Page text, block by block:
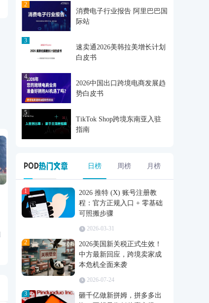
2
消费电子行业报告 阿里巴巴国
际站
3
速卖通2026美韩拉美增长计划
白皮书
4
2026中国出口跨境电商发展趋
势白皮书
5
TikTok Shop跨境东南亚入驻
指南
日榜 周榜 月榜
1
2026 推特 (X) 账号注册教
程：官方正规入口 + 零基础
可照搬步骤
2026-03-31
2
2026美国新关税正式生效！
中方最新回应，跨境卖家成
本危机全面来袭
2026-07-24
3
砸千亿做新拼姆，拼多多出